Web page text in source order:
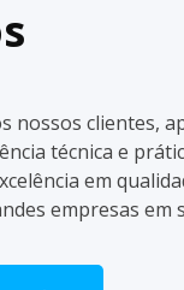
nossos clientes,
técnica e
em
empresas